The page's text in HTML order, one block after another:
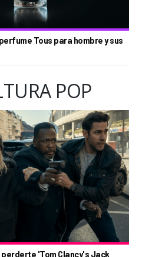
Tous para hombre y sus
POP
'Tom Clancy's Jack